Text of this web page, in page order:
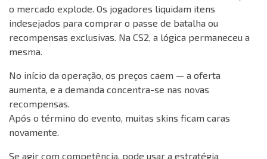
o mercado explode. Os jogadores liquidam itens
indesejados para comprar o passe de batalha ou
recompensas exclusivas. Na CS2, a lógica permaneceu a
mesma.
No início da operação, os preços caem — a oferta
aumenta, e a demanda concentra-se nas novas
recompensas.
Após o término do evento, muitas skins ficam caras
novamente.
Se agir com competência, pode usar a estratégia